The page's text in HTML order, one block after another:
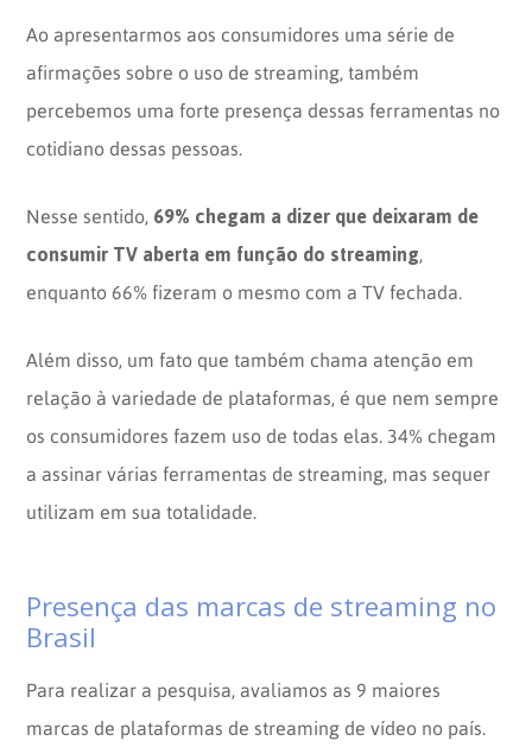
Ao apresentarmos aos consumidores uma série de
afirmações sobre o uso de streaming, também
percebemos uma forte presença dessas ferramentas no
cotidiano dessas pessoas.
Nesse sentido, 69% chegam a dizer que deixaram de
consumir TV aberta em função do streaming
enquanto 66% fizeram o mesmo com a TV fechada.
Além disso, um fato que também chama atenção em
relação à variedade de plataformas, é que nem sempre
os consumidores fazem uso de todas elas. 34% chegam
a assinar várias ferramentas de streaming, mas sequer
utilizam em sua totalidade.
Presença das marcas de streaming no
Brasil
Para realizar a pesquisa, avaliamos as 9 maiores
marcas de plataformas de streaming de vídeo no país.